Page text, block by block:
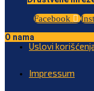
Facebook
O nama
Uslovi
Impressum